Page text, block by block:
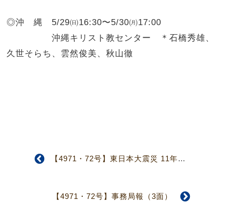
◎沖 縄
5/29㈰16:30〜5/30㈪17:00
沖縄キリスト教センター ＊石橋秀雄、
久世そらち、雲然俊美、秋山徹
【4971・72号】東日本大震災 11年記念 3.11集会報告（3面）
【4971・72号】事務局報（3面）